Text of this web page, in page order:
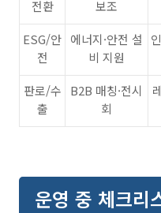
전환
보조
ESG/안
전
에너지·안전 설
비 지원
판로/수
출
B2B 매칭·전시
회
운영 중 체크리